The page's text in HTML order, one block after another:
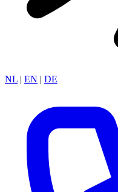
NL | EN | DE